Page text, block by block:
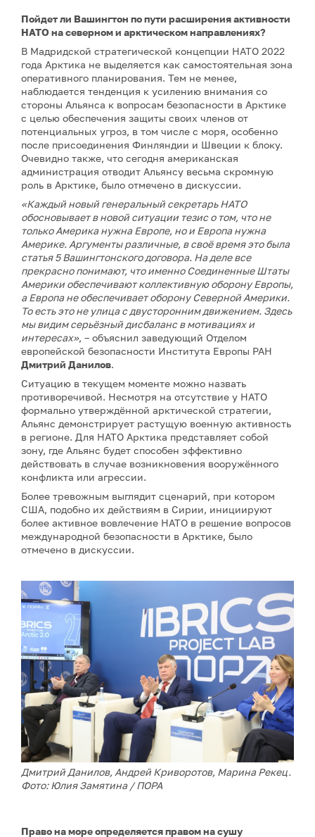
Пойдет ли Вашингтон по пути расширения активности
НАТО на северном и арктическом направлениях?
В Мадридской стратегической концепции НАТО 2022
года Арктика не выделяется как самостоятельная зона
оперативного планирования. Тем не менее,
наблюдается тенденция к усилению внимания со
стороны Альянса к вопросам безопасности в Арктике
с целью обеспечения защиты своих членов от
потенциальных угроз, в том числе c моря, особенно
после присоединения Финляндии и Швеции к блоку.
Очевидно также, что сегодня американская
администрация отводит Альянсу весьма скромную
роль в Арктике, было отмечено в дискуссии.
«Каждый новый генеральный секретарь НАТО
обосновывает в новой ситуации тезис о том, что не
только Америка нужна Европе, но и Европа нужна
Америке. Аргументы различные, в своё время это была
статья 5 Вашингтонского договора. На деле все
прекрасно понимают, что именно Соединенные Штаты
Америки обеспечивают коллективную оборону Европы,
а Европа не обеспечивает оборону Северной Америки.
То есть это не улица с двусторонним движением. Здесь
мы видим серьёзный дисбаланс в мотивациях и
интересах», – объяснил заведующий Отделом
европейской безопасности Института Европы РАН
Дмитрий Данилов.
Ситуацию в текущем моменте можно назвать
противоречивой. Несмотря на отсутствие у НАТО
формально утверждённой арктической стратегии,
Альянс демонстрирует растущую военную активность
в регионе. Для НАТО Арктика представляет собой
зону, где Альянс будет способен эффективно
действовать в случае возникновения вооружённого
конфликта или агрессии.
Более тревожным выглядит сценарий, при котором
США, подобно их действиям в Сирии, инициируют
более активное вовлечение НАТО в решение вопросов
международной безопасности в Арктике, было
отмечено в дискуссии.
Дмитрий Данилов, Андрей Криворотов, Марина Рекец.
Фото: Юлия Замятина / ПОРА
Право на море определяется правом на сушу